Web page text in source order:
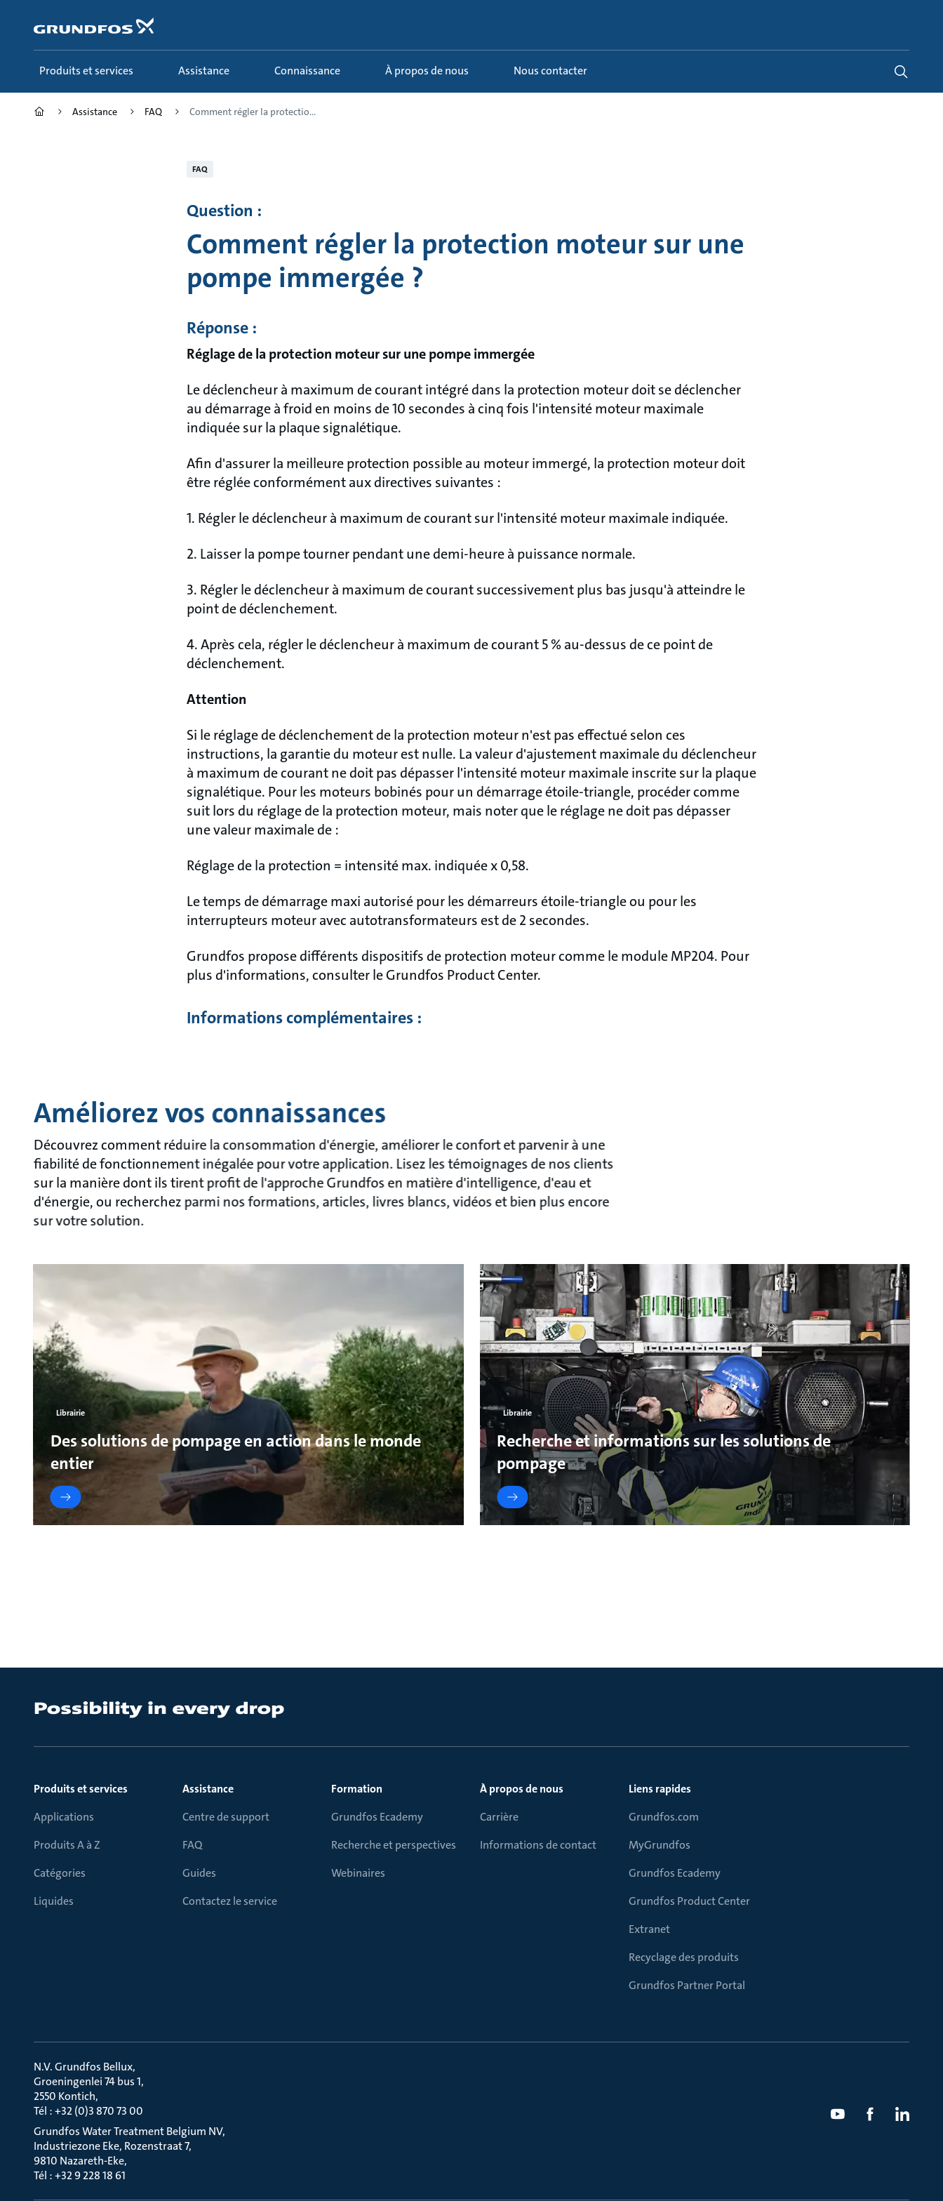
principal
Produits et services Assistance Connaissance À propos de nous Nous contacter
Assistance FAQ Comment régler la protectio...
FAQ
Question :
Comment régler la protection moteur sur une
pompe immergée ?
Réponse :
Réglage de la protection moteur sur une pompe immergée
Le déclencheur à maximum de courant intégré dans la protection moteur doit se déclencher
au démarrage à froid en moins de 10 secondes à cinq fois l'intensité moteur maximale
indiquée sur la plaque signalétique.
Afin d'assurer la meilleure protection possible au moteur immergé, la protection moteur doit
être réglée conformément aux directives suivantes :
1. Régler le déclencheur à maximum de courant sur l'intensité moteur maximale indiquée.
2. Laisser la pompe tourner pendant une demi-heure à puissance normale.
3. Régler le déclencheur à maximum de courant successivement plus bas jusqu'à atteindre le
point de déclenchement.
4. Après cela, régler le déclencheur à maximum de courant 5 % au-dessus de ce point de
déclenchement.
Attention
Si le réglage de déclenchement de la protection moteur n'est pas effectué selon ces
instructions, la garantie du moteur est nulle. La valeur d'ajustement maximale du déclencheur
à maximum de courant ne doit pas dépasser l'intensité moteur maximale inscrite sur la plaque
signalétique. Pour les moteurs bobinés pour un démarrage étoile-triangle, procéder comme
suit lors du réglage de la protection moteur, mais noter que le réglage ne doit pas dépasser
une valeur maximale de :
Réglage de la protection = intensité max. indiquée x 0,58.
Le temps de démarrage maxi autorisé pour les démarreurs étoile-triangle ou pour les
interrupteurs moteur avec autotransformateurs est de 2 secondes.
Grundfos propose différents dispositifs de protection moteur comme le module MP204. Pour
plus d'informations, consulter le Grundfos Product Center.
Informations complémentaires :
Améliorez vos connaissances
Découvrez comment réduire la consommation d'énergie, améliorer le confort et parvenir à une
fiabilité de fonctionnement inégalée pour votre application. Lisez les témoignages de nos clients
sur la manière dont ils tirent profit de l'approche Grundfos en matière d'intelligence, d'eau et
d'énergie, ou recherchez parmi nos formations, articles, livres blancs, vidéos et bien plus encore
sur votre solution.
Librairie
Des solutions de pompage en action dans le monde
entier
Librairie
Recherche et informations sur les solutions de
pompage
Produits et services
Applications
Produits A à Z
Catégories
Liquides
Assistance
Centre de support
FAQ
Guides
Contactez le service
Formation
Grundfos Ecademy
Recherche et perspectives
Webinaires
À propos de nous
Carrière
Informations de contact
Liens rapides
Grundfos.com
MyGrundfos
Grundfos Ecademy
Grundfos Product Center
Extranet
Recyclage des produits
Grundfos Partner Portal
N.V. Grundfos Bellux
Groeningenlei 74 bus 1
2550 Kontich
Tél : +32 (0)3 870 73 00
Grundfos Water Treatment Belgium NV
Industriezone Eke, Rozenstraat 7
9810 Nazareth-Eke
Tél : +32 9 228 18 61